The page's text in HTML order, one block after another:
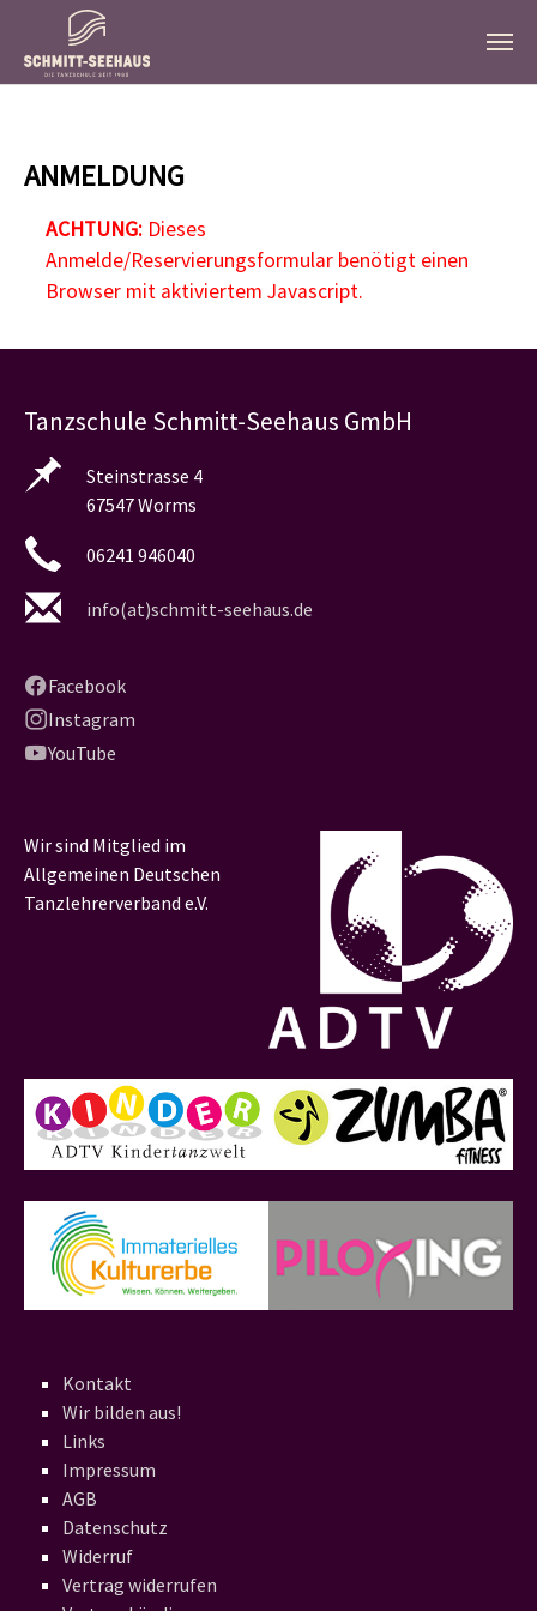
ANMELDUNG
ACHTUNG:Dieses
Anmelde/Reservierungsformular benötigt einen
Browser mit aktiviertem Javascript.
Tanzschule Schmitt-Seehaus GmbH
Steinstrasse 4
67547 Worms
06241 946040
info(at)schmitt-seehaus.de
Facebook
Instagram
YouTube
Wir sind Mitglied im
Allgemeinen Deutschen
Tanzlehrerverband e.V.
Kontakt
Wir bilden aus!
Links
Impressum
AGB
Datenschutz
Widerruf
Vertrag widerrufen